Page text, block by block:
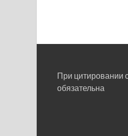
При цитировании
обязательна